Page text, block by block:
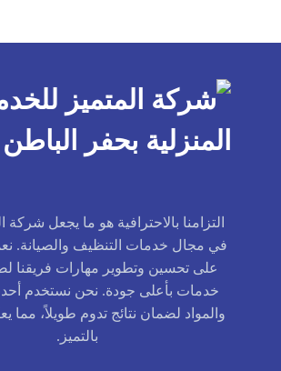
التزامنا بالاحترافية هو ما يجعل شركة
في مجال خدمات التنظيف والصيانة.
على تحسين وتطوير مهارات فريقنا
خدمات بأعلى جودة. نحن نستخدم
والمواد لضمان نتائج تدوم طويلاً، مما
بالتميز.